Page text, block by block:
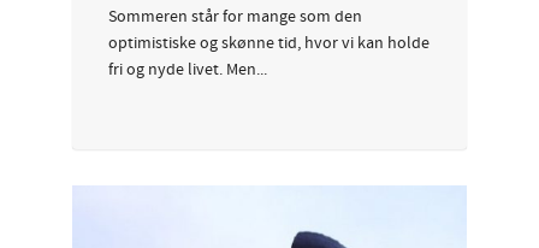
Sommeren står for mange som den
optimistiske og skønne tid, hvor vi kan holde
fri og nyde livet. Men...